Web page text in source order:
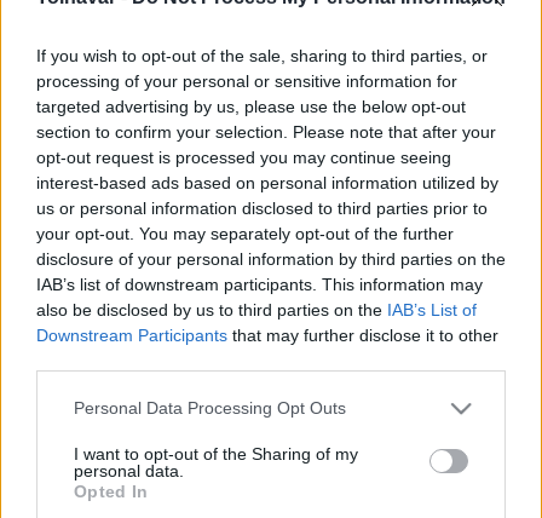
If you wish to opt-out of the sale, sharing to third parties, or
processing of your personal or sensitive information for
targeted advertising by us, please use the below opt-out
section to confirm your selection. Please note that after your
opt-out request is processed you may continue seeing
interest-based ads based on personal information utilized by
us or personal information disclosed to third parties prior to
your opt-out. You may separately opt-out of the further
disclosure of your personal information by third parties on the
IAB’s list of downstream participants. This information may
also be disclosed by us to third parties on the IAB’s List of
Downstream Participants that may further disclose it to other
Please note that this website/app uses one or more Google
not limited to your visit or usage behaviour. You may click to
grant or deny consent to Google and its third-party tags to
use your data for below specified purposes in below Google
Personal Data Processing Opt Outs
I want to opt-out of the Sharing of my
personal data.
Opted In
LEGFRISSEBB
Országos hírek Duna hőség
Megérkezett az eső a Duna
vízgyűjtőjére
Országos hírek
KECSKEMÉTEN IS SZAKIRÁNYÚ
TOVÁBBKÉPZÉSEKKEL ERŐSÍT A GÁL FERENC
Országos hírek szúnyogirtás